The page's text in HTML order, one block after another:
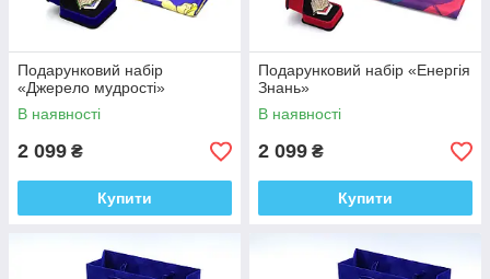
Подарунковий набір
«Джерело мудрості»
В наявності
2 099 ₴
Купити
Подарунковий набір «Енергія
Знань»
В наявності
2 099 ₴
Купити